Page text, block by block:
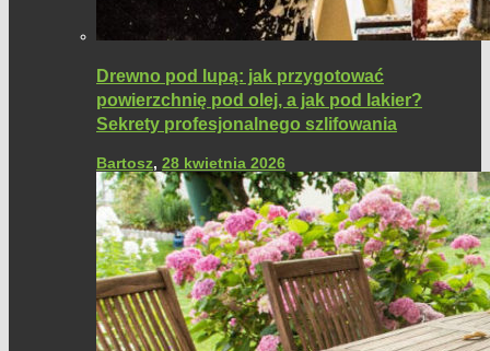
Drewno pod lupą: jak przygotować
powierzchnię pod olej, a jak pod lakier?
Sekrety profesjonalnego szlifowania
Bartosz, 28 kwietnia 2026